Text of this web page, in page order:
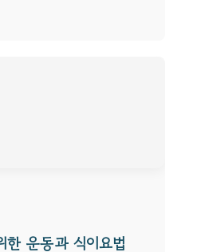
한 운동과 식이요법